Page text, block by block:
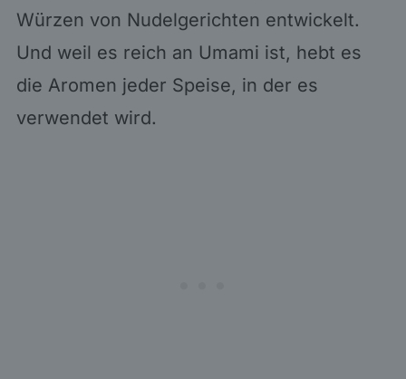
Würzen von Nudelgerichten entwickelt.
Und weil es reich an Umami ist, hebt es
die Aromen jeder Speise, in der es
verwendet wird.